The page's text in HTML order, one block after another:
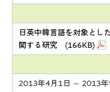
日英中韓言語を対象とし
関する研究 (166KB)
2013年4月1日 ～ 2013